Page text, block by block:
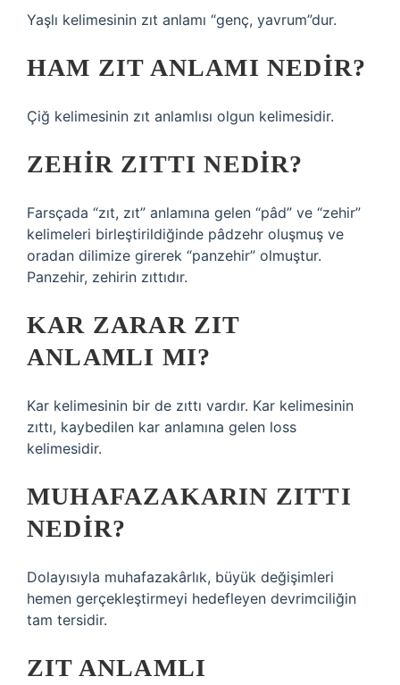
Yaşlı kelimesinin zıt anlamı “genç, yavrum”dur.
HAM ZIT ANLAMI NEDIR?
Çiğ kelimesinin zıt anlamlısı olgun kelimesidir.
ZEHIR ZITTI NEDIR?
Farsçada “zıt, zıt” anlamına gelen “pâd” ve “zehir”
kelimeleri birleştirildiğinde pâdzehr oluşmuş ve
oradan dilimize girerek “panzehir” olmuştur.
Panzehir, zehirin zıttıdır.
KAR ZARAR ZIT
ANLAMLI MI?
Kar kelimesinin bir de zıttı vardır. Kar kelimesinin
zıttı, kaybedilen kar anlamına gelen loss
kelimesidir.
MUHAFAZAKARIN ZITTI
NEDIR?
Dolayısıyla muhafazakârlık, büyük değişimleri
hemen gerçekleştirmeyi hedefleyen devrimciliğin
tam tersidir.
ZIT ANLAMLI